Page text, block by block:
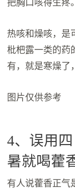
把胸口咳得生疼。
热咳和燥咳，是
枇杷露一类的药
有，就是寒燥了
图片仅供参考
4、误用
暑就喝藿
有人说藿香正气